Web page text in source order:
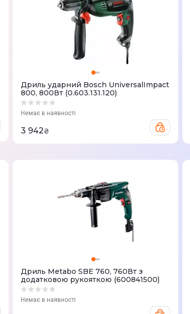
Дриль ударний Bosch UniversalImpact
800, 800Вт (0.603.131.120)
Немає в наявності
3 942₴
Дриль Metabo SBE 760, 760Вт з
додатковою рукояткою (600841500)
Немає в наявності